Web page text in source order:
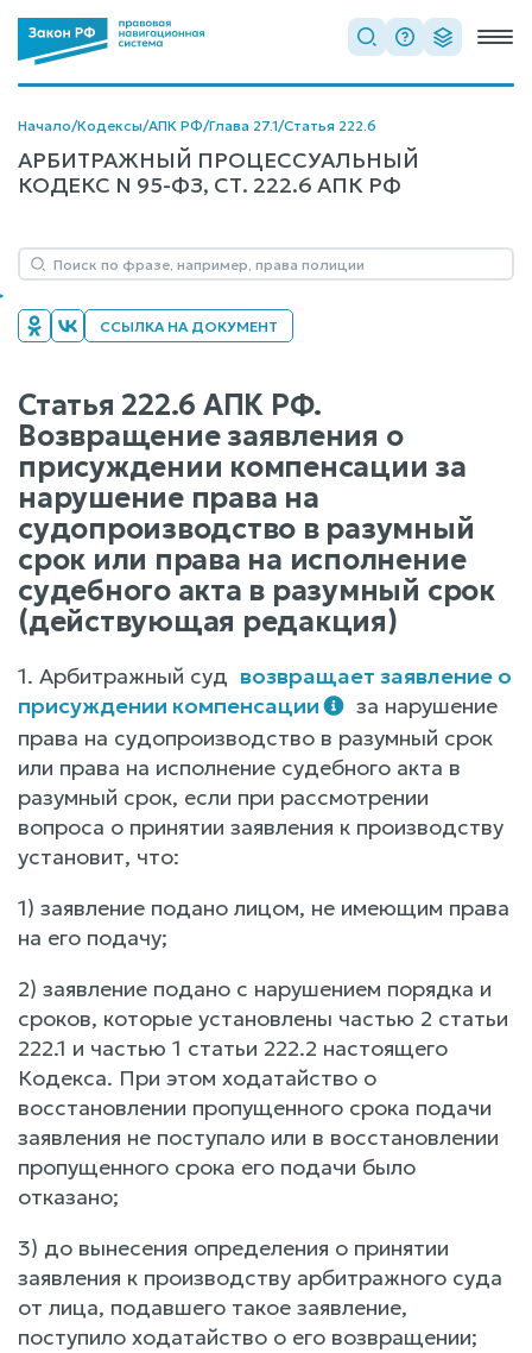
Начало/Кодексы/АПК РФ/Глава 27.1/Статья 222.6
АРБИТРАЖНЫЙ ПРОЦЕССУАЛЬНЫЙ
КОДЕКС N 95-ФЗ, СТ. 222.6 АПК РФ
ССЫЛКА НА ДОКУМЕНТ
Статья 222.6 АПК РФ.
Возвращение заявления о
присуждении компенсации за
нарушение права на
судопроизводство в разумный
срок или права на исполнение
судебного акта в разумный срок
(действующая редакция)
1. Арбитражный суд возвращает заявление о
присуждении компенсации
за нарушение
права на судопроизводство в разумный срок
или права на исполнение судебного акта в
разумный срок, если при рассмотрении
вопроса о принятии заявления к производству
установит, что:
1) заявление подано лицом, не имеющим права
на его подачу;
2) заявление подано с нарушением порядка и
сроков, которые установлены частью 2 статьи
222.1 и частью 1 статьи 222.2 настоящего
Кодекса. При этом ходатайство о
восстановлении пропущенного срока подачи
заявления не поступало или в восстановлении
пропущенного срока его подачи было
отказано;
3) до вынесения определения о принятии
заявления к производству арбитражного суда
от лица, подавшего такое заявление,
поступило ходатайство о его возвращении;